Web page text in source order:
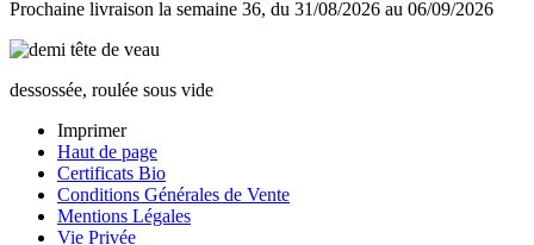
Prochaine livraison la semaine 36, du 31/08/2026 au 06/09/2026
dessossée, roulée sous vide
Imprimer
Haut de page
Certificats Bio
Conditions Générales de Vente
Mentions Légales
Vie Privée